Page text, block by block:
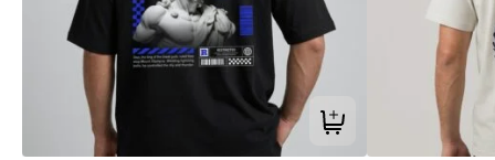
Tilføj til kurv